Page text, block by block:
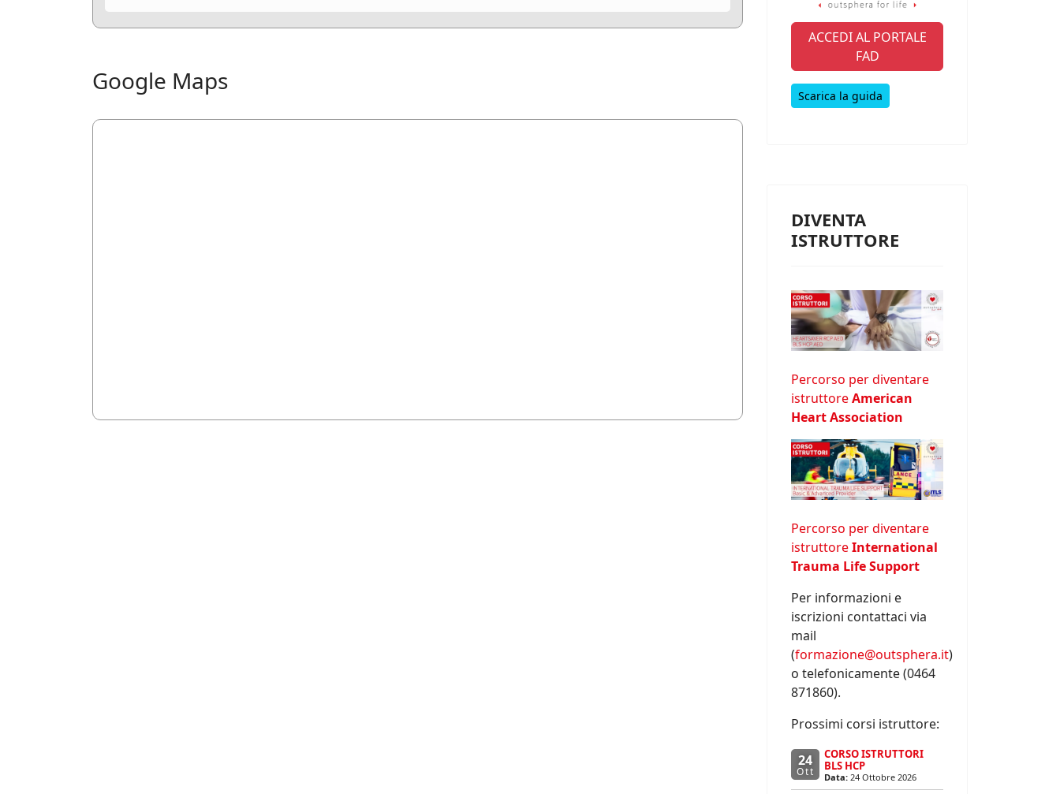
Google Maps
ACCEDI AL PORTALE
FAD
Scarica la guida
DIVENTA
ISTRUTTORE
Percorso per diventare
istruttoreAmerican
Heart Association
Percorso per diventare
istruttoreInternational
Trauma Life Support
Per informazioni e
iscrizioni contattaci via
mail
(formazione@outsphera.it)
o telefonicamente (0464
871860).
Prossimi corsi istruttore:
24
Ott
CORSO ISTRUTTORI
BLS HCP
Data: 24 Ottobre 2026